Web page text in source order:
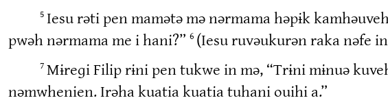
5 Iesu rəti pen mamətə mə nərmama həpɨk
pwəh nərmama me i hani?” 6 (Iesu ruvəukurən raka nəfe
7 Mɨreɡi Filip rɨni pen tukwe in mə, “Trɨni mɨnuə
nəmwhenien. Irəha kuatia kuatia tuhani ouihi a.”